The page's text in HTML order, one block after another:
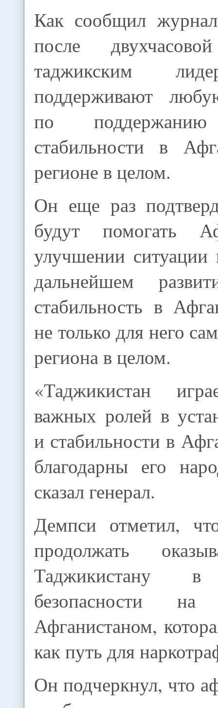
Как сообщил
после
таджикским
поддерживают
по
стабильности в
регионе в целом.
Он еще раз
будут помогать
улучшении ситуации
дальнейшем
стабильность в
не только для него
региона в целом.
«Таджикистан
важных ролей в
и стабильности в
благодарны его
сказал генерал.
Демпси отметил,
продолжать
Таджикистану в
безопасности
Афганистаном,
как путь для
Он подчеркнул, что